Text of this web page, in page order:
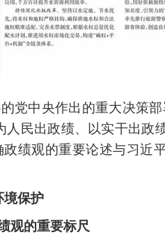
党中央作出的重大决策
民出政绩、以实干出政
绩观的重要论述与习近
境保护
观的重要标尺